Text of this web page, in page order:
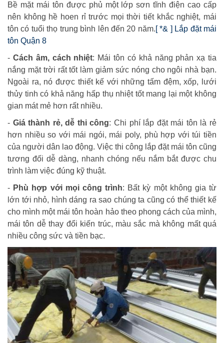
Bề mặt mái tôn được phủ một lớp sơn tĩnh điện cao cấp
nên không hề hoen rỉ trước mọi thời tiết khắc nghiệt, mái
tôn có tuổi thọ trung bình lên đến 20 năm.[ *& ] Lắp đặt mái
tôn Quận 8
- Cách âm, cách nhiệt: Mái tôn có khả năng phản xạ tia
nắng mặt trời rất tốt làm giảm sức nóng cho ngôi nhà bạn.
Ngoài ra, nó được thiết kế với những tấm đệm, xốp, lưới
thủy tinh có khả năng hấp thụ nhiệt tốt mang lại một không
gian mát mẻ hơn rất nhiều.
- Giá thành rẻ, dễ thi công: Chi phí lắp đặt mái tôn là rẻ
hơn nhiều so với mái ngói, mái poly, phù hợp với túi tiền
của người dân lao động. Việc thi công lắp đặt mái tôn cũng
tương đối dễ dàng, nhanh chóng nếu nắm bắt được chu
trình làm việc đúng kỹ thuật.
- Phù hợp với mọi công trình: Bất kỳ một không gia từ
lớn tới nhỏ, hình dáng ra sao chúng ta cũng có thể thiết kế
cho mình một mái tôn hoàn hảo theo phong cách của mình,
mái tôn dễ thay đổi kiến trúc, màu sắc mà không mất quá
nhiều công sức và tiền bạc.